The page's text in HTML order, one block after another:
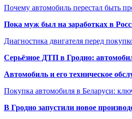
Почему автомобиль перестал быть
Пока муж был на заработках в
Диагностика двигателя перед
Серьёзное ДТП в Гродно:
Автомобиль и его техническое
Покупка автомобиля в Беларуси:
В Гродно запустили новое